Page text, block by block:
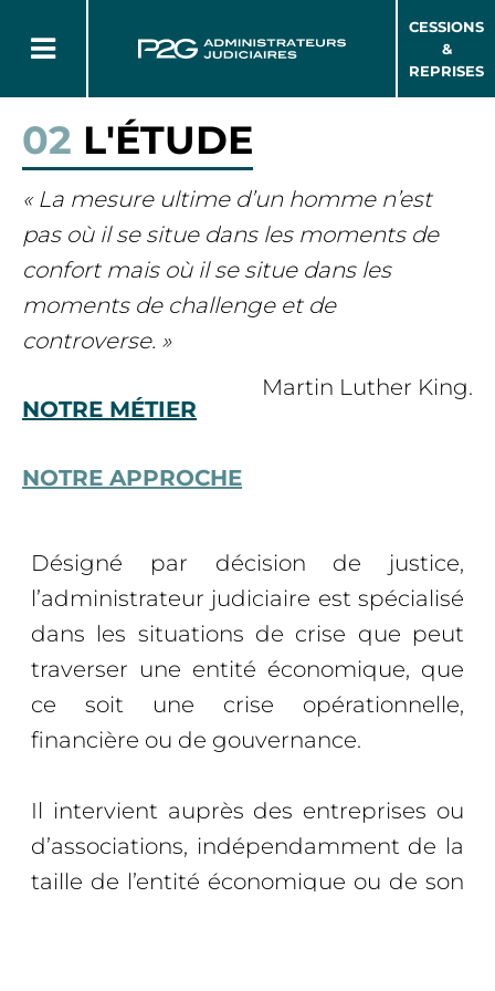
CESSIONS
&
REPRISES
02 L'ÉTUDE
« La mesure ultime d’un homme n’est
pas où il se situe dans les moments de
confort mais où il se situe dans les
moments de challenge et de
controverse. »
Martin Luther King.
NOTRE MÉTIER
NOTRE APPROCHE
Désigné par décision de justice,
l’administrateur judiciaire est spécialisé
dans les situations de crise que peut
traverser une entité économique, que
ce soit une crise opérationnelle,
financière ou de gouvernance.
Il intervient auprès des entreprises ou
d’associations, indépendamment de la
taille de l’entité économique ou de son